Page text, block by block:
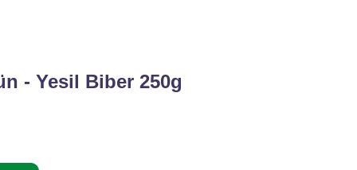
- Yesil Biber 250g